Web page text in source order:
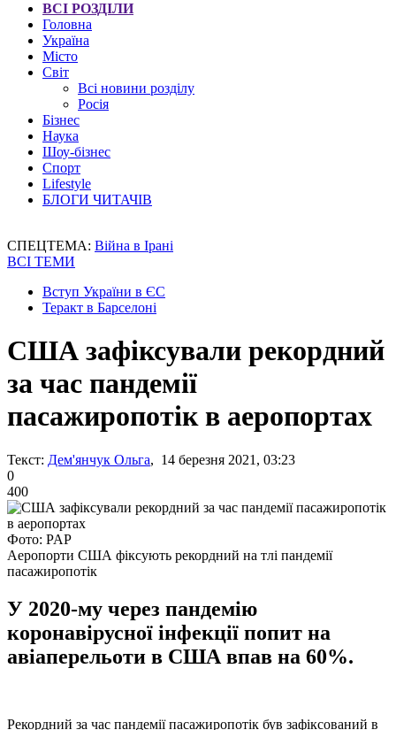
ВСІ РОЗДІЛИ
Головна
Україна
Місто
Світ
Всі новини розділу
Росія
Бізнес
Наука
Шоу-бізнес
Спорт
Lifestyle
БЛОГИ ЧИТАЧІВ
СПЕЦТЕМА: Війна в Ірані
ВСІ ТЕМИ
Вступ України в ЄС
Теракт в Барселоні
США зафіксували рекордний
за час пандемії
пасажиропотік в аеропортах
Текст: Дем'янчук Ольга, 14 березня 2021, 03:23
0
400
Фото: PAP
Аеропорти США фіксують рекордний на тлі пандемії
пасажиропотік
У 2020-му через пандемію
коронавірусної інфекції попит на
авіаперельоти в США впав на 60%.
Рекордний за час пандемії пасажиропотік був зафіксований в